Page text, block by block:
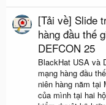
[Tải về] Slide
hàng đầu thế
DEFCON 25
BlackHat USA và
mạng hàng đầu
niên hàng năm
của mình tại hai